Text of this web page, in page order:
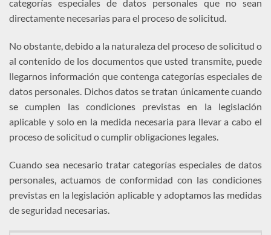
categorías especiales de datos personales que no sean
directamente necesarias para el proceso de solicitud.
No obstante, debido a la naturaleza del proceso de solicitud o
al contenido de los documentos que usted transmite, puede
llegarnos información que contenga categorías especiales de
datos personales. Dichos datos se tratan únicamente cuando
se cumplen las condiciones previstas en la legislación
aplicable y solo en la medida necesaria para llevar a cabo el
proceso de solicitud o cumplir obligaciones legales.
Cuando sea necesario tratar categorías especiales de datos
personales, actuamos de conformidad con las condiciones
previstas en la legislación aplicable y adoptamos las medidas
de seguridad necesarias.